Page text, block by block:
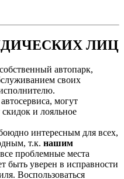
ЛИЦ
автопарк,
своих
могут
и лояльное
интересным для всех,
т.к. нашим
проблемные места
быть уверен в исправности
Воспользоваться